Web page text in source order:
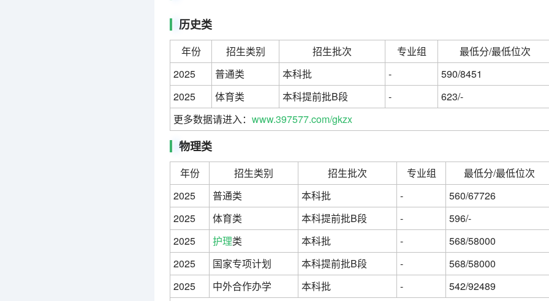
历史类
年份 招生类别 招生批次 专业组
最低分/最低位次
2025
普通类 本科批 -
590/8451
2025
体育类 本科提前批B段 -
623/-
更多数据请进入： www.397577.com/gkzx
物理类
年份 招生类别 招生批次 专业组
最低分/最低位次
2025
普通类 本科批 -
560/67726
2025
体育类 本科提前批B段 -
596/-
2025
护理类 本科批 -
568/58000
2025
国家专项计划 本科提前批B段 -
568/58000
2025
中外合作办学 本科批 -
542/92489